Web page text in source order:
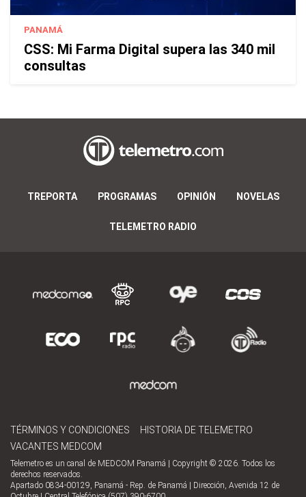
PANAMÁ
CSS: Mi Farma Digital supera las 340 mil
consultas
TREPORTA PROGRAMAS OPINIÓN NOVELAS
TELEMETRO RADIO
TÉRMINOS Y CONDICIONES
HISTORIA DE TELEMETRO
VACANTES MEDCOM
Telemetro es un canal de MEDCOM Panamá | Copyright © 2026. Todos los
derechos reservados.
Apartado 0834-00129, Panamá - Rep. de Panamá | Dirección, Avenida 12 de